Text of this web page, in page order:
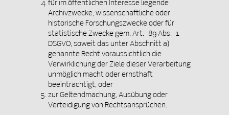
für im öffentlichen Interesse liegende
Archivzwecke, wissenschaftliche oder
historische Forschungszwecke oder für
statistische Zwecke gem. Art. 89 Abs. 1
DSGVO, soweit das unter Abschnitt a)
genannte Recht voraussichtlich die
Verwirklichung der Ziele dieser Verarbeitung
unmöglich macht oder ernsthaft
beeinträchtigt, oder
zur Geltendmachung, Ausübung oder
Verteidigung von Rechtsansprüchen.